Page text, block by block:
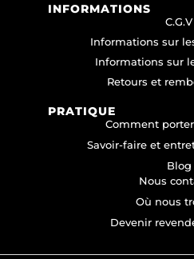
INFORMATIONS
C.G.V
Informations sur
Informations sur
Retours et
PRATIQUE
Comment
Savoir-faire et
Blog
Nous
Où nous
Devenir